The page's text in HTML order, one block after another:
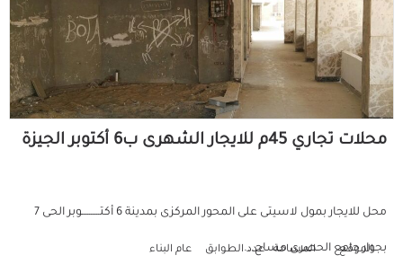
محلات تجاري 45م للايجار الشهرى ب6 أكتوبر الجيزة
محل للايجار بمول لاسيتى على المحور المركزى بمدينة 6 أكتــــــــــوبر الحى 7
بجوار جامع الحصرى مساح...
الموقع المساحة عدد الطوابق عام البناء